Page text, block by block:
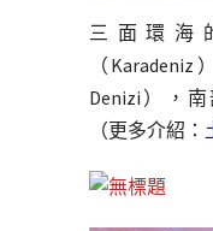
三面環海
（
Denizi），
（更多介紹：